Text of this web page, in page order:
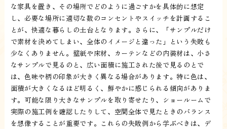
な家具を置き、その場所でどのように過ごすかを具体的に想定
し、必要な場所に適切な数のコンセントやスイッチを計画するこ
とが、快適な暮らしの土台となります。さらに、「サンプルだけ
で素材を決めてしまい、全体のイメージと違った」という失敗も
少なくありません。壁紙や床材、カーテンなどの内装材は、小さ
なサンプルで見るのと、広い面積に施工された後で見るのとで
は、色味や柄の印象が大きく異なる場合があります。特に色は、
面積が大きくなるほど明るく、鮮やかに感じられる傾向がありま
す。可能な限り大きなサンプルを取り寄せたり、ショールームで
実際の施工例を確認したりして、空間全体で見たときのバランス
を想像することが重要です。これらの失敗例から学ぶべきは、デ